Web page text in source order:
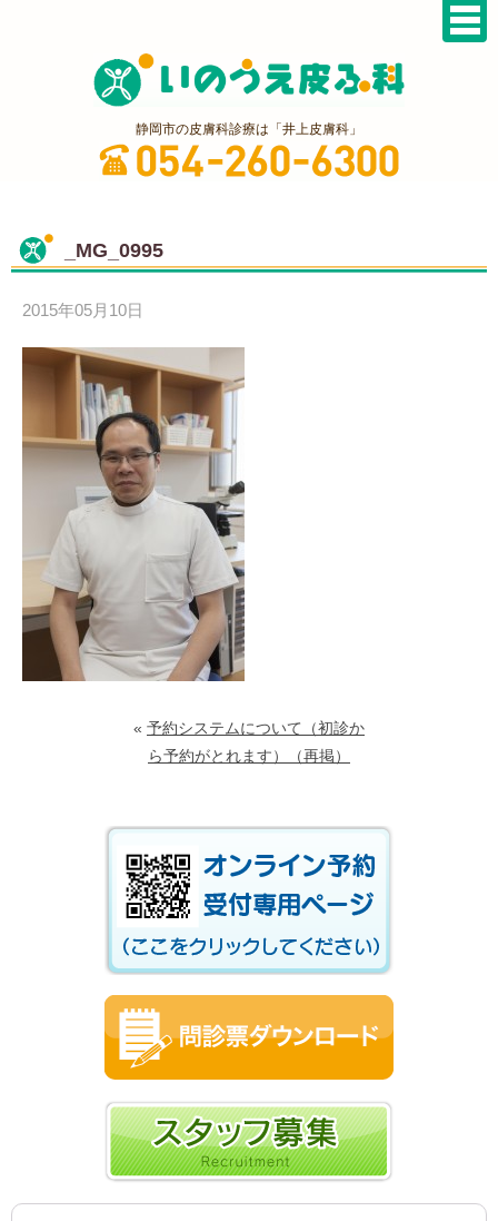
静岡市の皮膚科診療は「井上皮膚科」
_MG_0995
2015年05月10日
« 予約システムについて（初診か
ら予約がとれます）（再掲）